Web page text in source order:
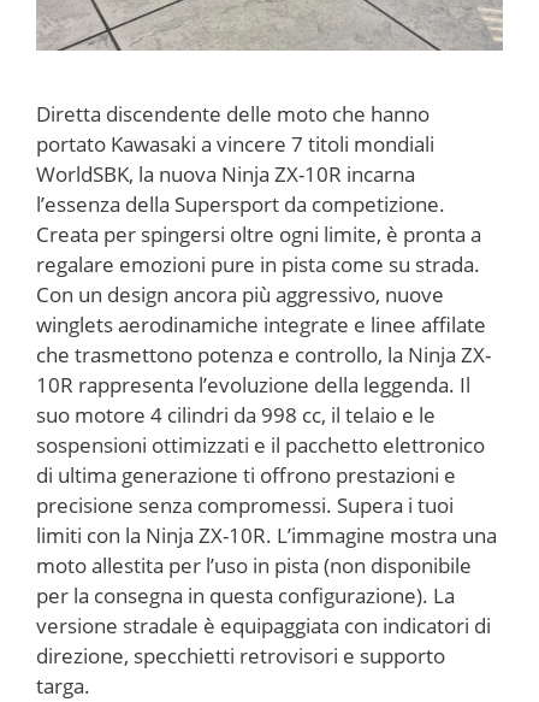
Diretta discendente delle moto che hanno
portato Kawasaki a vincere 7 titoli mondiali
WorldSBK, la nuova Ninja ZX-10R incarna
l’essenza della Supersport da competizione.
Creata per spingersi oltre ogni limite, è pronta a
regalare emozioni pure in pista come su strada.
Con un design ancora più aggressivo, nuove
winglets aerodinamiche integrate e linee affilate
che trasmettono potenza e controllo, la Ninja ZX-
10R rappresenta l’evoluzione della leggenda. Il
suo motore 4 cilindri da 998 cc, il telaio e le
sospensioni ottimizzati e il pacchetto elettronico
di ultima generazione ti offrono prestazioni e
precisione senza compromessi. Supera i tuoi
limiti con la Ninja ZX-10R. L’immagine mostra una
moto allestita per l’uso in pista (non disponibile
per la consegna in questa configurazione). La
versione stradale è equipaggiata con indicatori di
direzione, specchietti retrovisori e supporto
targa.